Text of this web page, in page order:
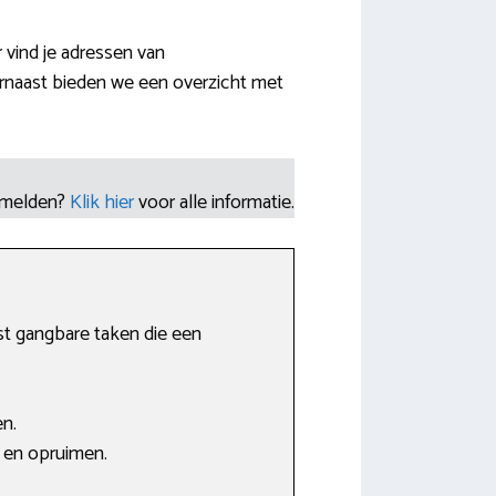
je adressen van
bieden we een overzicht met
Klik hiervoor alle informatie.
gangbare taken die een
opruimen.